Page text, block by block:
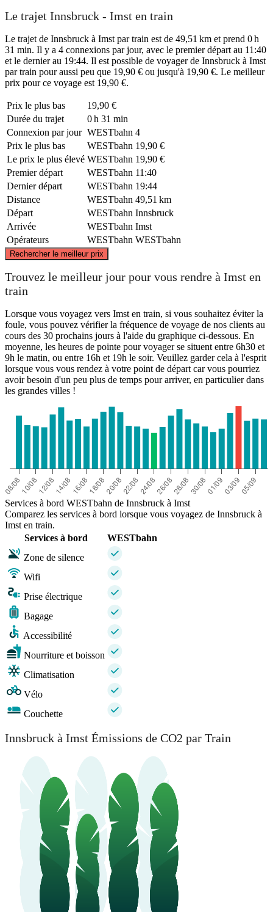
Le trajet Innsbruck - Imst en train
Le trajet de Innsbruck à Imst par train est de 49,51 km et prend 0 h
31 min. Il y a 4 connexions par jour, avec le premier départ au 11:40
et le dernier au 19:44. Il est possible de voyager de Innsbruck à Imst
par train pour aussi peu que 19,90 € ou jusqu'à 19,90 €. Le meilleur
prix pour ce voyage est 19,90 €.
Prix ​​le plus bas
19,90 €
Durée du trajet
0 h 31 min
Connexion par jour WESTbahn 4
Prix ​​le plus bas
WESTbahn 19,90 €
Le prix le plus élevé WESTbahn 19,90 €
Premier départ
WESTbahn 11:40
Dernier départ
WESTbahn 19:44
Distance
WESTbahn 49,51 km
Départ
WESTbahn Innsbruck
Arrivée
WESTbahn Imst
Opérateurs
WESTbahn WESTbahn
Rechercher le meilleur prix
Innsbruck
Imst
©CARTO, ©OpenStreetMap
Trouvez le meilleur jour pour vous rendre à Imst en
train
Lorsque vous voyagez vers Imst en train, si vous souhaitez éviter la
foule, vous pouvez vérifier la fréquence de voyage de nos clients au
cours des 30 prochains jours à l'aide du graphique ci-dessous. En
moyenne, les heures de pointe pour voyager se situent entre 6h30 et
9h le matin, ou entre 16h et 19h le soir. Veuillez garder cela à l'esprit
lorsque vous vous rendez à votre point de départ car vous pourriez
avoir besoin d'un peu plus de temps pour arriver, en particulier dans
les grandes villes !
Services à bord WESTbahn de Innsbruck à Imst
Comparez les services à bord lorsque vous voyagez de Innsbruck à
Imst en train.
Services à bord
WESTbahn
Zone de silence
Wifi
Prise électrique
Bagage
Accessibilité
Nourriture et boisson
Climatisation
Vélo
Couchette
Innsbruck à Imst Émissions de CO2 par Train